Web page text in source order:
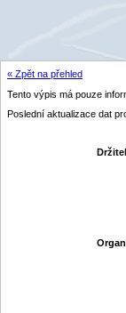
« Zpět na přehled
Tento výpis má pouze
Poslední aktualizace dat